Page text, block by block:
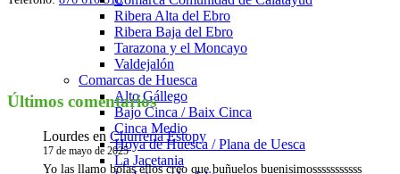
Ribera Alta del Ebro
Ribera Baja del Ebro
Tarazona y el Moncayo
Valdejalón
Comarcas de Huesca
Alto Gállego
Bajo Cinca / Baix Cinca
Cinca Medio
Hoya de Huesca / Plana de Uesca
La Jacetania
Últimos comentarios
Lourdes en Churrería Estopy
17 de mayo de 2025
Yo las llamo bolas ellos creo que buñuelos buenisimosssssssssss